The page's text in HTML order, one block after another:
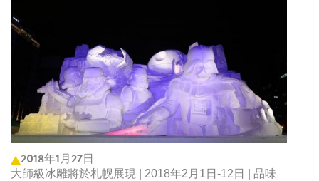
2018年1月27日
大師級冰雕將於札幌展現 | 2018年2月1日-12日 | 品味